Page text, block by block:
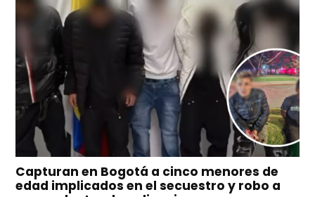
Capturan en Bogotá a cinco menores de
edad implicados en el secuestro y robo a